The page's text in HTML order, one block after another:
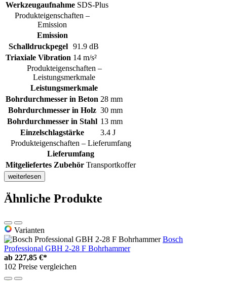
Werkzeugaufnahme SDS-Plus
Produkteigenschaften –
Emission
Emission
Schalldruckpegel 91.9 dB
Triaxiale Vibration 14 m/s²
Produkteigenschaften –
Leistungsmerkmale
Leistungsmerkmale
Bohrdurchmesser in Beton 28 mm
Bohrdurchmesser in Holz 30 mm
Bohrdurchmesser in Stahl 13 mm
Einzelschlagstärke
3.4 J
Produkteigenschaften – Lieferumfang
Lieferumfang
Mitgeliefertes Zubehör Transportkoffer
weiterlesen
Ähnliche Produkte
Varianten
Bosch
Professional GBH 2-28 F Bohrhammer
ab 227,85 €*
102 Preise vergleichen